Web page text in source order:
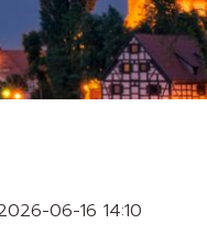
06-16 14:10